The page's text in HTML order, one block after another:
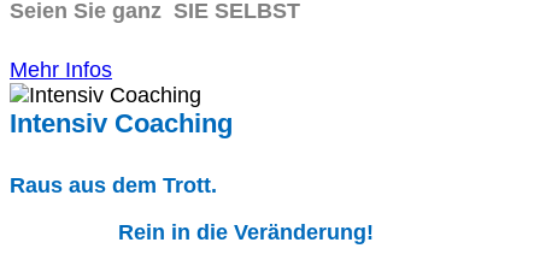
Seien Sie ganz SIE SELBST
Mehr Infos
Intensiv Coaching
Raus aus dem Trott.
Rein in die Veränderung!